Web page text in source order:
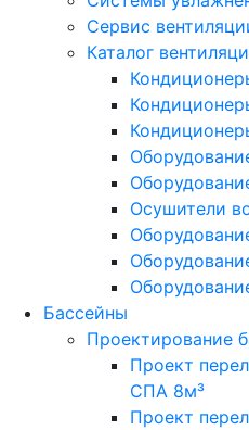
Сервис
Каталог
Осушители
Бассейны
Проектирование
Проект
СПА 8м³
Проект